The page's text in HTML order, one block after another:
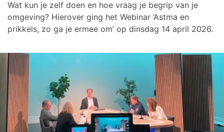
Wat kun je zelf doen en hoe vraag je begrip van je
omgeving? Hierover ging het Webinar ‘Astma en
prikkels, zo ga je ermee om’ op dinsdag 14 april 2026.